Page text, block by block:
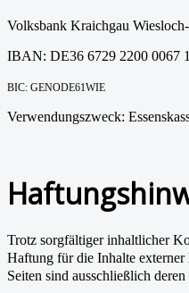
Volksbank Kraichgau
IBAN: DE36 6729 2200 0067
BIC: GENODE61WIE
Verwendungszweck:
Trotz sorgfältiger inhaltlicher
Haftung für die Inhalte
Seiten sind ausschließlich